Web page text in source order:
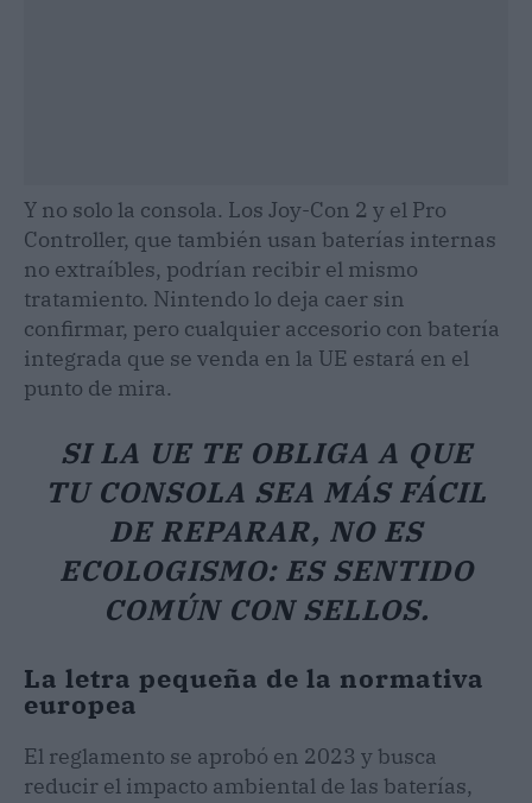
Y no solo la consola. Los Joy-Con 2 y el Pro
Controller, que también usan baterías internas
no extraíbles, podrían recibir el mismo
tratamiento. Nintendo lo deja caer sin
confirmar, pero cualquier accesorio con batería
integrada que se venda en la UE estará en el
punto de mira.
SI LA UE TE OBLIGA A QUE
TU CONSOLA SEA MÁS FÁCIL
DE REPARAR, NO ES
ECOLOGISMO: ES SENTIDO
COMÚN CON SELLOS.
La letra pequeña de la normativa
europea
El reglamento se aprobó en 2023 y busca
reducir el impacto ambiental de las baterías,